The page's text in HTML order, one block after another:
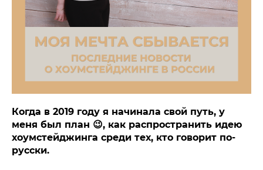
Когда в 2019 году я начинала свой путь, у
меня был план 😉, как распространить идею
хоумстейджинга среди тех, кто говорит по-
русски.